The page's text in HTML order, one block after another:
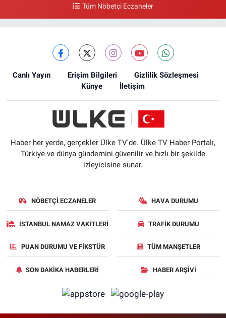
Tüm Nöbetçi Eczaneler
Canlı Yayın Erişim Bilgileri
Gizlilik Sözleşmesi
Künye
İletişim
Haber her yerde, gerçekler Ülke TV'de. Ülke TV Haber Portalı,
Türkiye ve dünya gündemini güvenilir ve hızlı bir şekilde
izleyicisine sunar.
NÖBETÇI ECZANELER HAVA DURUMU
İSTANBUL NAMAZ VAKITLERI TRAFIK DURUMU
PUAN DURUMU VE FIKSTÜR TÜM MANŞETLER
SON DAKIKA HABERLERI HABER ARŞIVI